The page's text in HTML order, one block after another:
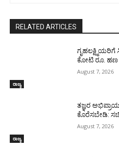
RELATED ARTICLES
ರಾಜ್ಯ
ಗೃಹಲಕ್ಷ್ಮಿಯರಿಗೆ
ಕೋಟಿ ರೂ. ಹಣ
August 7, 2026
ರಾಜ್ಯ
ತಜ್ಞರ
ಕೊರೆಸಬೇಡಿ:
August 7, 2026